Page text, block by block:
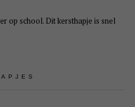
op school. Dit kersthapje is snel